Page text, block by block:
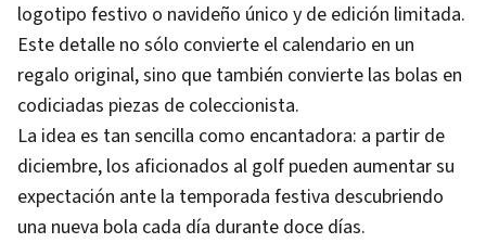
logotipo festivo o navideño único y de edición limitada.
Este detalle no sólo convierte el calendario en un
regalo original, sino que también convierte las bolas en
codiciadas piezas de coleccionista.
La idea es tan sencilla como encantadora: a partir de
diciembre, los aficionados al golf pueden aumentar su
expectación ante la temporada festiva descubriendo
una nueva bola cada día durante doce días.